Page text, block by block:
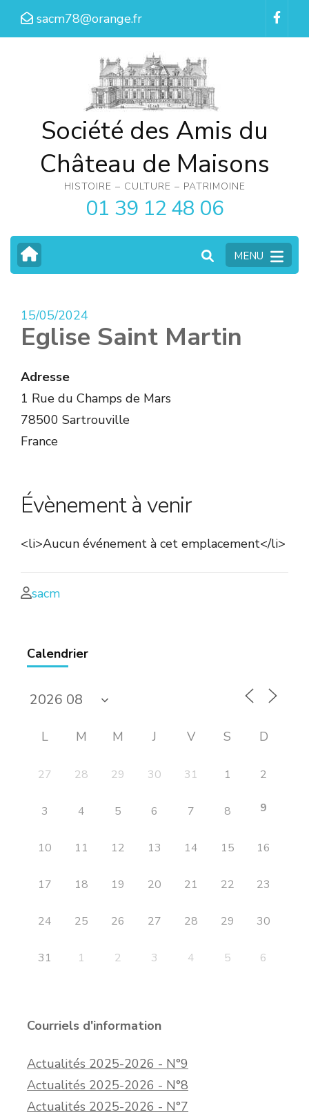
Aller
sacm78@orange.fr
Société des Amis du
Château de Maisons
HISTOIRE – CULTURE – PATRIMOINE
01 39 12 48 06
MENU
15/05/2024
Eglise Saint Martin
Adresse
1 Rue du Champs de Mars
78500 Sartrouville
France
Évènement à venir
<li>Aucun événement à cet emplacement</li>
sacm
Calendrier
L M M J V S D
27 28 29 30 31 1 2
3 4 5 6 7 8 9
10 11 12 13 14 15 16
17 18 19 20 21 22 23
24 25 26 27 28 29 30
31 1 2 3 4 5 6
Courriels d'information
Actualités 2025-2026 - N°9
Actualités 2025-2026 - N°8
Actualités 2025-2026 - N°7